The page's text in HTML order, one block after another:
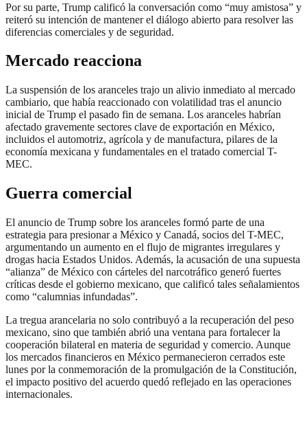
Por su parte, Trump calificó la conversación como “muy amistosa” y
reiteró su intención de mantener el diálogo abierto para resolver las
diferencias comerciales y de seguridad.
Mercado reacciona
La suspensión de los aranceles trajo un alivio inmediato al mercado
cambiario, que había reaccionado con volatilidad tras el anuncio
inicial de Trump el pasado fin de semana. Los aranceles habrían
afectado gravemente sectores clave de exportación en México,
incluidos el automotriz, agrícola y de manufactura, pilares de la
economía mexicana y fundamentales en el tratado comercial T-
MEC.
Guerra comercial
El anuncio de Trump sobre los aranceles formó parte de una
estrategia para presionar a México y Canadá, socios del T-MEC,
argumentando un aumento en el flujo de migrantes irregulares y
drogas hacia Estados Unidos. Además, la acusación de una supuesta
“alianza” de México con cárteles del narcotráfico generó fuertes
críticas desde el gobierno mexicano, que calificó tales señalamientos
como “calumnias infundadas”.
La tregua arancelaria no solo contribuyó a la recuperación del peso
mexicano, sino que también abrió una ventana para fortalecer la
cooperación bilateral en materia de seguridad y comercio. Aunque
los mercados financieros en México permanecieron cerrados este
lunes por la conmemoración de la promulgación de la Constitución,
el impacto positivo del acuerdo quedó reflejado en las operaciones
internacionales.